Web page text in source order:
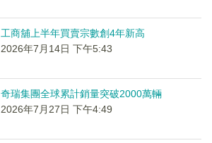
工商舖上半年買賣宗數創4年新高
2026年7月14日 下午5:43
奇瑞集團全球累計銷量突破2000萬輛
2026年7月27日 下午4:49